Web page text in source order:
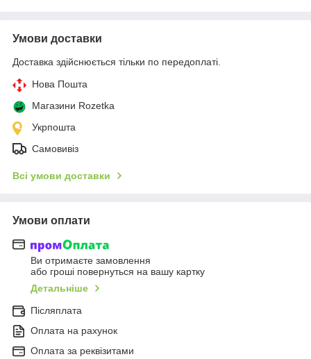
Умови доставки
Доставка здійснюється тільки по передоплаті.
Нова Пошта
Магазини Rozetka
Укрпошта
Самовивіз
Всі умови доставки
Умови оплати
Ви отримаєте замовлення
або гроші повернуться на вашу картку
Детальніше
Післяплата
Оплата на рахунок
Оплата за реквізитами